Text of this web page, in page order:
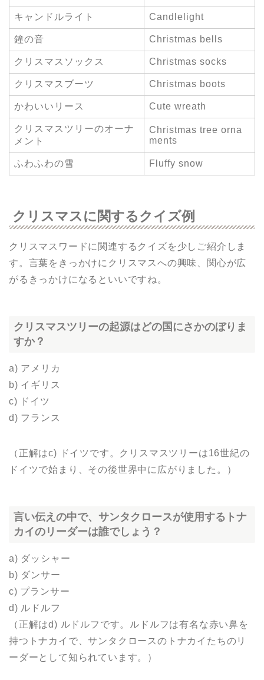
キャンドルライト Candlelight
鐘の音 Christmas bells
クリスマスソックス Christmas socks
クリスマスブーツ Christmas boots
かわいいリース Cute wreath
クリスマスツリーのオーナ
メント
Christmas tree orna
ments
ふわふわの雪 Fluffy snow
クリスマスに関するクイズ例
クリスマスワードに関連するクイズを少しご紹介しま
す。言葉をきっかけにクリスマスへの興味、関心が広
がるきっかけになるといいですね。
クリスマスツリーの起源はどの国にさかのぼりま
すか？
a) アメリカ
b) イギリス
c) ドイツ
d) フランス
（正解はc) ドイツです。クリスマスツリーは16世紀の
ドイツで始まり、その後世界中に広がりました。）
言い伝えの中で、サンタクロースが使用するトナ
カイのリーダーは誰でしょう？
a) ダッシャー
b) ダンサー
c) プランサー
d) ルドルフ
（正解はd) ルドルフです。ルドルフは有名な赤い鼻を
持つトナカイで、サンタクロースのトナカイたちのリ
ーダーとして知られています。）